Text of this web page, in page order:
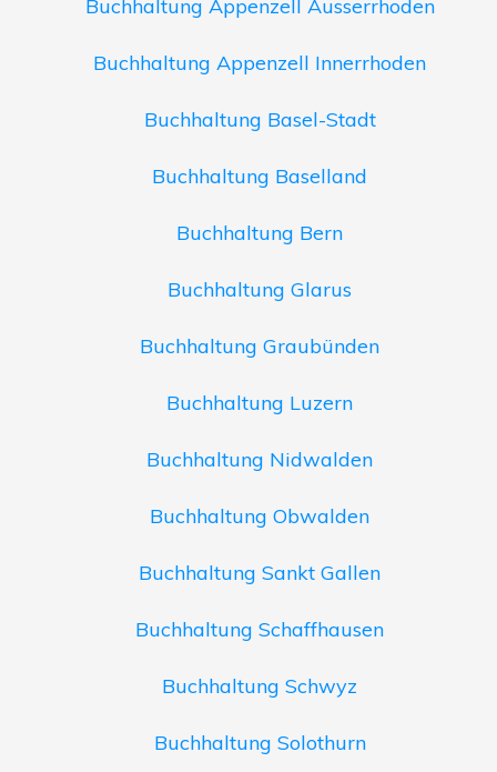
Buchhaltung Appenzell Ausserrhoden
Buchhaltung Appenzell Innerrhoden
Buchhaltung Basel-Stadt
Buchhaltung Baselland
Buchhaltung Bern
Buchhaltung Glarus
Buchhaltung Graubünden
Buchhaltung Luzern
Buchhaltung Nidwalden
Buchhaltung Obwalden
Buchhaltung Sankt Gallen
Buchhaltung Schaffhausen
Buchhaltung Schwyz
Buchhaltung Solothurn